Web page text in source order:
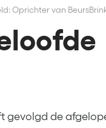
Oprichter van
gevolgd de